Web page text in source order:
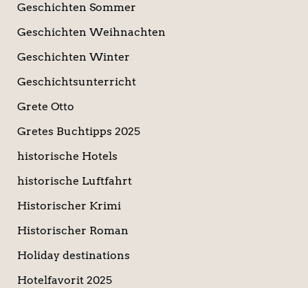
Geschichten Sommer
Geschichten Weihnachten
Geschichten Winter
Geschichtsunterricht
Grete Otto
Gretes Buchtipps 2025
historische Hotels
historische Luftfahrt
Historischer Krimi
Historischer Roman
Holiday destinations
Hotelfavorit 2025